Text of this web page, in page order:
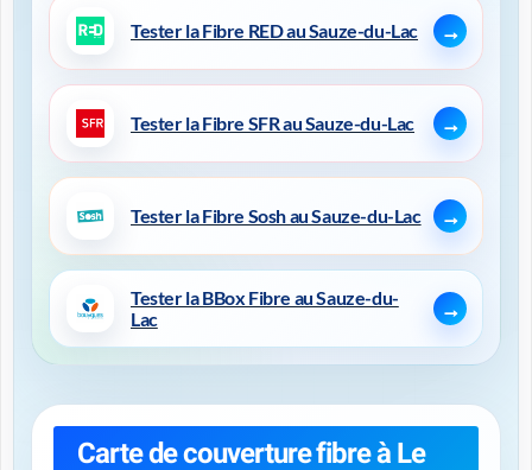
Tester la Fibre RED au Sauze-du-Lac
Tester la Fibre SFR au Sauze-du-Lac
Tester la Fibre Sosh au Sauze-du-Lac
Tester la BBox Fibre au Sauze-du-
Lac
Carte de couverture fibre à Le